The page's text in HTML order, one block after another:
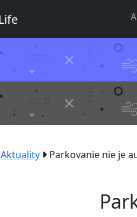
Aktuality Parkovanie nie je